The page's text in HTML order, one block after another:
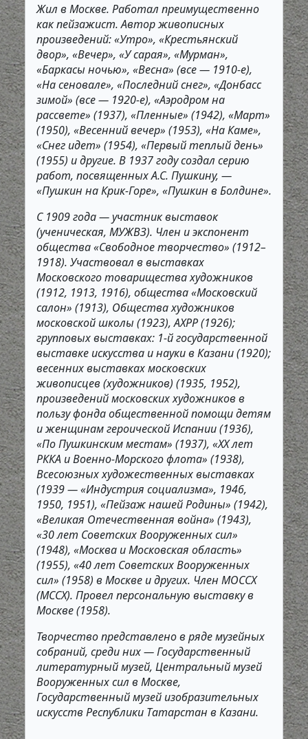
Жил в Москве. Работал преимущественно
как пейзажист. Автор живописных
произведений: «Утро», «Крестьянский
двор», «Вечер», «У сарая», «Мурман»,
«Баркасы ночью», «Весна» (все — 1910-е),
«На сеновале», «Последний снег», «Донбасс
зимой» (все — 1920-е), «Аэродром на
рассвете» (1937), «Пленные» (1942), «Март»
(1950), «Весенний вечер» (1953), «На Каме»,
«Снег идет» (1954), «Первый теплый день»
(1955) и другие. В 1937 году создал серию
работ, посвященных А.С. Пушкину, —
«Пушкин на Крик-Горе», «Пушкин в Болдине».
С 1909 года — участник выставок
(ученическая, МУЖВЗ). Член и экспонент
общества «Свободное творчество» (1912–
1918). Участвовал в выставках
Московского товарищества художников
(1912, 1913, 1916), общества «Московский
салон» (1913), Общества художников
московской школы (1923), АХРР (1926);
групповых выставках: 1-й государственной
выставке искусства и науки в Казани (1920);
весенних выставках московских
живописцев (художников) (1935, 1952),
произведений московских художников в
пользу фонда общественной помощи детям
и женщинам героической Испании (1936),
«По Пушкинским местам» (1937), «ХХ лет
РККА и Военно-Морского флота» (1938),
Всесоюзных художественных выставках
(1939 — «Индустрия социализма», 1946,
1950, 1951), «Пейзаж нашей Родины» (1942),
«Великая Отечественная война» (1943),
«30 лет Советских Вооруженных сил»
(1948), «Москва и Московская область»
(1955), «40 лет Советских Вооруженных
сил» (1958) в Москве и других. Член МОССХ
(МССХ). Провел персональную выставку в
Москве (1958).
Творчество представлено в ряде музейных
собраний, среди них — Государственный
литературный музей, Центральный музей
Вооруженных сил в Москве,
Государственный музей изобразительных
искусств Республики Татарстан в Казани.